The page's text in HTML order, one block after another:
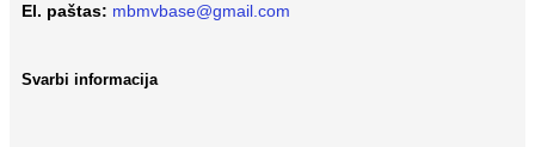
El. paštas: mbmvbase@gmail.com
Svarbi informacija